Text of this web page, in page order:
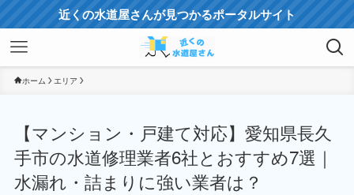
近くの水道屋さんが見つかるポータルサイト
ホーム エリア
【マンション・戸建て対応】愛知県長久
手市の水道修理業者6社とおすすめ7選｜
水漏れ・詰まりに強い業者は？